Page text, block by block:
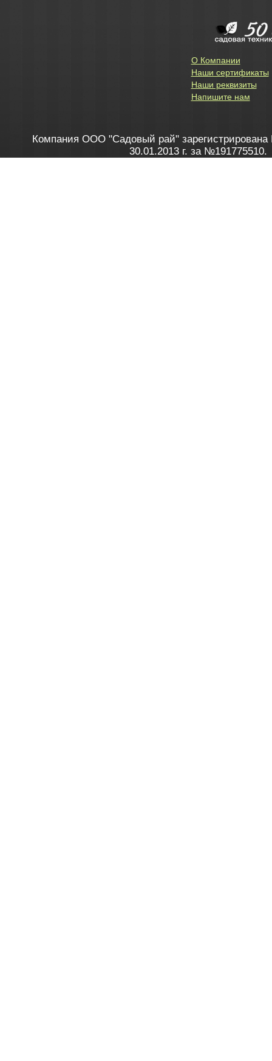
О Компании
Наши сертификаты
Наши реквизиты
Напишите нам
Компания ООО "Садовый рай" зарегистрирована
30.01.2013 г. за №191775510.